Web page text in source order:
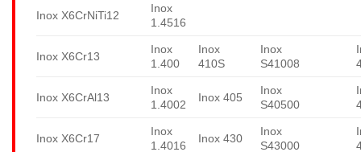
Inox X6CrNiTi12
Inox
1.4516
Inox X6Cr13
Inox
1.400
Inox
410S
Inox
S41008
Inox X6CrAl13
Inox
1.4002
Inox 405
Inox
S40500
Inox X6Cr17
Inox
1.4016
Inox 430
Inox
S43000